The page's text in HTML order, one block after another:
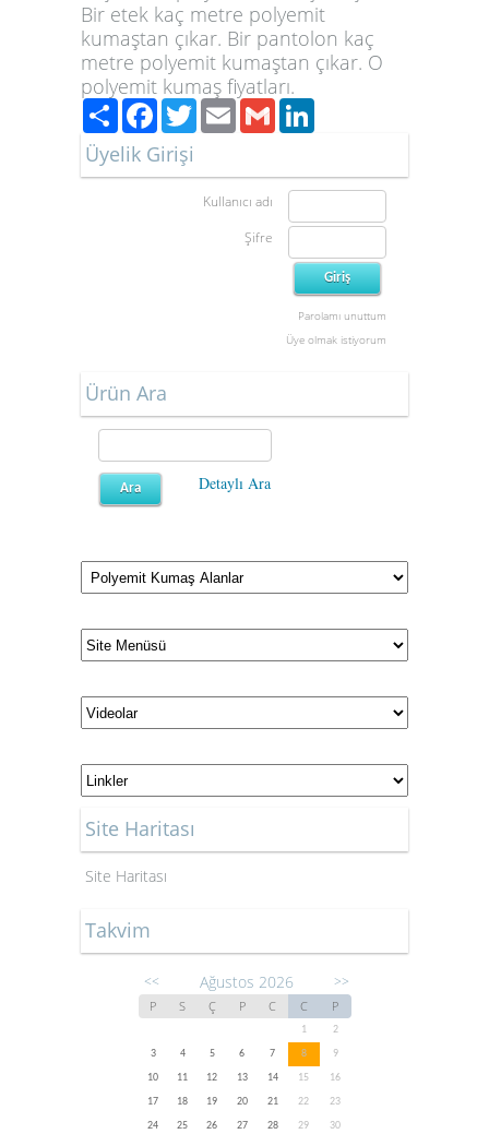
Bir etek kaç metre polyemit
kumaştan çıkar. Bir pantolon kaç
metre polyemit kumaştan çıkar. O
polyemit kumaş fiyatları.
PaylaşFacebook
TwitterEmailGmail
Üyelik Girişi
Kullanıcı adı
Şifre
Parolamı unuttum
Üye olmak istiyorum
Ürün Ara
Detaylı Ara
Site Haritası
Site Haritası
Takvim
<< Ağustos 2026 >>
P S Ç P C C P
1
2
3
4 5 6 7 8
9
10
11 12 13 14 15
16
17
18 19 20 21 22
23
24
25 26 27 28 29
30